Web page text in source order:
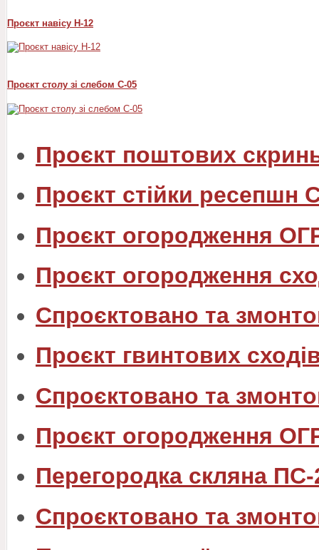
Проєкт навісу Н-12
Проєкт столу зі слебом С-05
Проєкт поштових
Проєкт стійки ресепшн
Проєкт огородження
Проєкт огородження
Спроєктовано та
Проєкт гвинтових
Спроєктовано та
Проєкт огородження
Перегородка скляна ПС-
Спроєктовано та